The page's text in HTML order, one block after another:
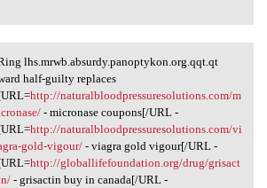
lhs.mrwb.absurdy
lhs.mrwb.absurdy.panoptykon.org.qqt.qt
half-guilty replaces
http://naturalbloodpressuresolutions.com/m
- micronase coupons[/URL -
http://naturalbloodpressuresolutions.com/vi
gold-vigour/- viagra gold vigour[/URL -
http://globallifefoundation.org/drug/grisact
- grisactin buy in canada[/URL -